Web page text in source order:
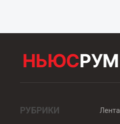
РУБРИКИ
Лента